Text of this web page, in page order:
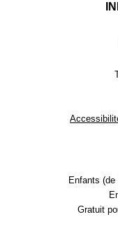
Enfants
Gratuit